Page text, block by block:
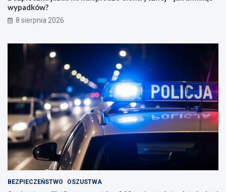
wypadków?
8 sierpnia 2026
BEZPIECZEŃSTWO OSZUSTWA